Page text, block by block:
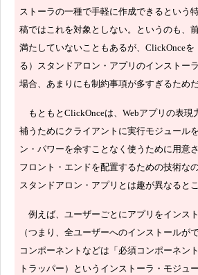
ストーラの一種で手軽に作成できるという
稿ではこれを対象としない。というのも、
満たしていないこともあるが、ClickOnceを
る）スタンドアロン・アプリのインストー
場合、あまりにも制約事項が多すぎるためだ
もともとClickOnceは、Webアプリの表現
補うためにクライアントに実行モジュール
ン・パワーを余すことなく使うために用意
フロント・エンドを配置するための技術な
スタンドアロン・アプリとは趣が異なるとこ
例えば、ユーザーごとにアプリをインス
（つまり、全ユーザーへのインストールが
コンポーネントなどは「必須コンポーネン
トラッパー）というインストーラ・モジュ